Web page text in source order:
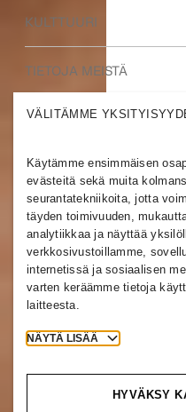
Tutustu työtehtäviimme
KULTTUURI
Kulttuurimme & etumme
TIETOJA MEISTÄ
Keitä me olemme
Osallisuus ja
H&M GROUP
Tutustu yritykseen
FINLAND
Klikkaa
Cookies
VÄLITÄMME
Käytämme ensimmäisen
evästeitä sekä muita
seurantatekniikoita, jotta
täyden toimivuuden,
analytiikkaa ja näyttää
verkkosivustoillamme,
internetissä ja sosiaalisen
varten keräämme tietoja
laitteesta.
NÄYTÄ LISÄÄ
HYVÄKSY